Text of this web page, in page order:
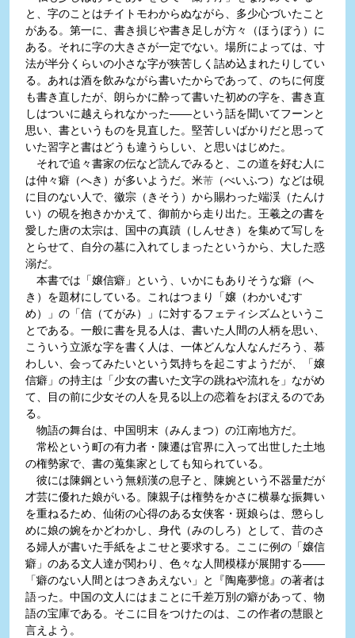
と、字のことはチイトモわからぬながら、多少心づいたこと
がある。第一に、書き損じや書き足しが方々（ほうぼう）に
ある。それに字の大きさが一定でない。場所によっては、寸
法が半分くらいの小さな字が狭苦しく詰め込まれたりしてい
る。あれは酒を飲みながら書いたからであって、のちに何度
も書き直したが、朗らかに酔って書いた初めの字を、書き直
しはついに越えられなかった――という話を聞いてフーンと
思い、書というものを見直した。堅苦しいばかりだと思って
いた習字と書はどうも違うらしい、と思いはじめた。
それで追々書家の伝など読んでみると、この道を好む人に
は仲々癖（へき）が多いようだ。米芾 （べいふつ）などは硯
に目のない人で、徽宗（きそう）から賜わった端渓（たんけ
い）の硯を抱きかかえて、御前から走り出た。王羲之の書を
愛した唐の太宗は、国中の真蹟（しんせき）を集めて写しを
とらせて、自分の墓に入れてしまったというから、大した惑
溺だ。
本書では「嬢信癖」という、いかにもありそうな癖（へ
き）を題材にしている。これはつまり「嬢（わかいむす
め）」の「信（てがみ）」に対するフェティシズムというこ
とである。一般に書を見る人は、書いた人間の人柄を思い、
こういう立派な字を書く人は、一体どんな人なんだろう、慕
わしい、会ってみたいという気持ちを起こすようだが、「嬢
信癖」の持主は「少女の書いた文字の跳ねや流れを」ながめ
て、目の前に少女その人を見る以上の恋着をおぼえるのであ
る。
物語の舞台は、中国明末（みんまつ）の江南地方だ。
常松という町の有力者・陳遷は官界に入って出世した土地
の権勢家で、書の蒐集家としても知られている。
彼には陳鋼という無頼漢の息子と、陳婉という不器量だが
才芸に優れた娘がいる。陳親子は権勢をかさに横暴な振舞い
を重ねるため、仙術の心得のある女侠客・斑娘らは、懲らし
めに娘の婉をかどわかし、身代（みのしろ）として、昔のさ
る婦人が書いた手紙をよこせと要求する。ここに例の「嬢信
癖」のある文人達が関わり、色々な人間模様が展開する――
「癖のない人間とはつきあえない」と『陶庵夢憶』の著者は
語った。中国の文人にはまことに千差万別の癖があって、物
語の宝庫である。そこに目をつけたのは、この作者の慧眼と
言えよう。